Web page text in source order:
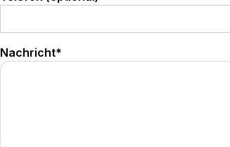
Nachricht*